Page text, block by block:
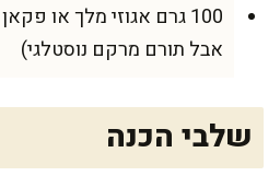
100 גרם אגוזי מלך או
אבל תורם מרקם נוסטלגי)
שלבי הכנה